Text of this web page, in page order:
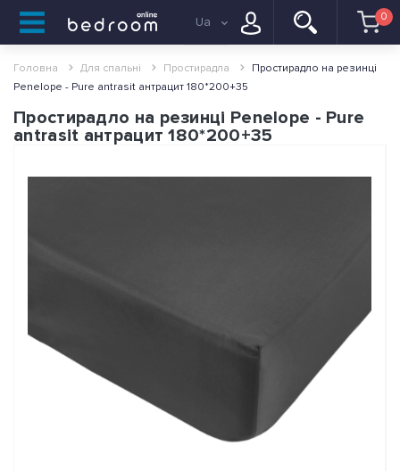
Ua 0
Головна Для спальні Простирадла
Простирадло на резинці
Penelope - Pure antrasit антрацит 180*200+35
Простирадло на резинці Penelope - Pure
antrasit антрацит 180*200+35